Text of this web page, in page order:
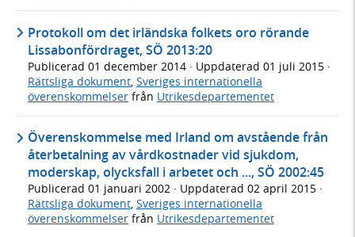
Protokoll om det irländska folkets oro rörande
Lissabonfördraget, SÖ 2013:20
Publicerad 01 december 2014 · Uppdaterad 01 juli 2015 ·
Rättsliga dokument Sveriges internationella
överenskommelser från Utrikesdepartementet
Överenskommelse med Irland om avstående från
återbetalning av vårdkostnader vid sjukdom,
moderskap, olycksfall i arbetet och ..., SÖ 2002:45
Publicerad 01 januari 2002 · Uppdaterad 02 april 2015 ·
Rättsliga dokument, Sveriges internationella
överenskommelser från Utrikesdepartementet